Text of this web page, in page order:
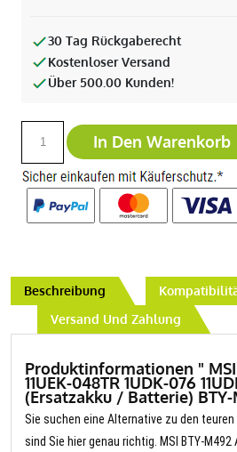
30 Tag Rückgaberecht
Kostenloser Versand
Über 500.00 Kunden!
In Den Warenkorb
Beschreibung
Versand Und Zahlung
Produktinformationen " MSI
11UEK-048TR 1UDK-076
(Ersatzakku / Batterie) BTY-
Sie suchen eine Alternative zu den teuren
sind Sie hier genau richtig. MSI BTY-M492